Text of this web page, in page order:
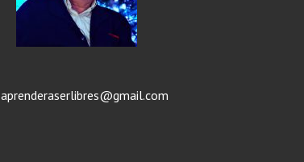
aprenderaserlibres@gmail.com